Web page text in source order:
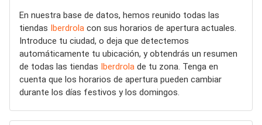
En nuestra base de datos, hemos reunido todas las
tiendas Iberdrola con sus horarios de apertura actuales.
Introduce tu ciudad, o deja que detectemos
automáticamente tu ubicación, y obtendrás un resumen
de todas las tiendas Iberdrola de tu zona. Tenga en
cuenta que los horarios de apertura pueden cambiar
durante los días festivos y los domingos.